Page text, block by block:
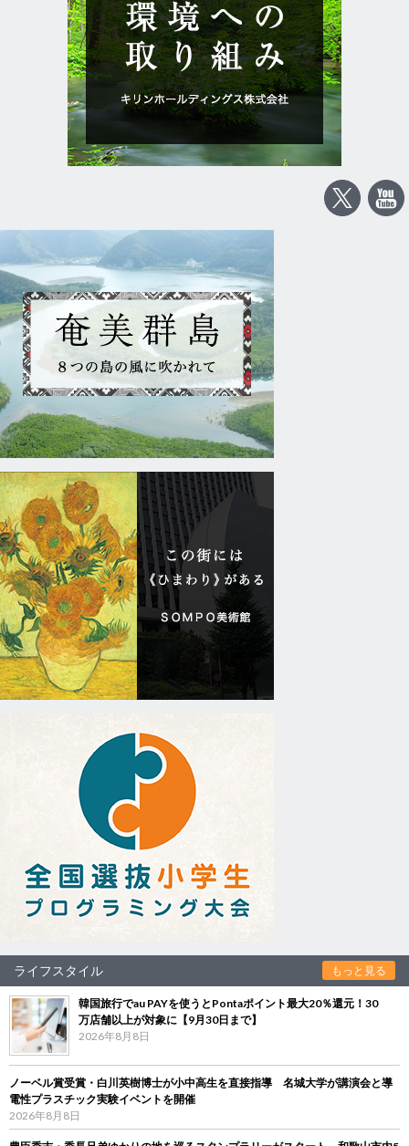
ライフスタイル もっと見る
韓国旅行でau PAYを使うとPontaポイント最大20％還元！30
万店舗以上が対象に【9月30日まで】
2026年8月8日
ノーベル賞受賞・白川英樹博士が小中高生を直接指導 名城大学が講演会と導
電性プラスチック実験イベントを開催
2026年8月8日